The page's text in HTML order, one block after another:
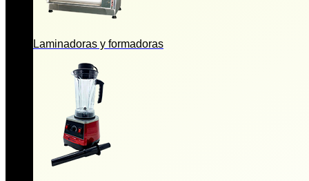
Laminadoras y formadoras